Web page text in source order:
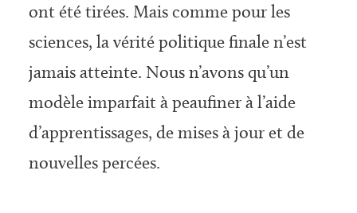
ont été tirées. Mais comme pour les
sciences, la vérité politique finale n’est
jamais atteinte. Nous n’avons qu’un
modèle imparfait à peaufiner à l’aide
d’apprentissages, de mises à jour et de
nouvelles percées.